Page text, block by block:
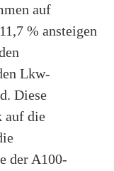
auf
% ansteigen
Lkw-
Diese
auf die
der A100-